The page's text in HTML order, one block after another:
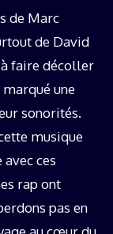
de Marc
de David
faire décoller
une
sonorités.
musique
ces
rap ont
pas en